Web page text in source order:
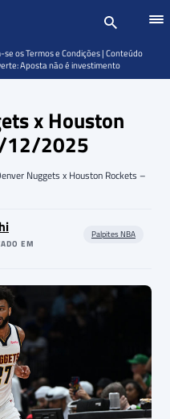
x Houston
12/2025
Nuggets x Houston Rockets –
EM
Palpites NBA
os Termos e Condições | Conteúdo
Aposta não é investimento